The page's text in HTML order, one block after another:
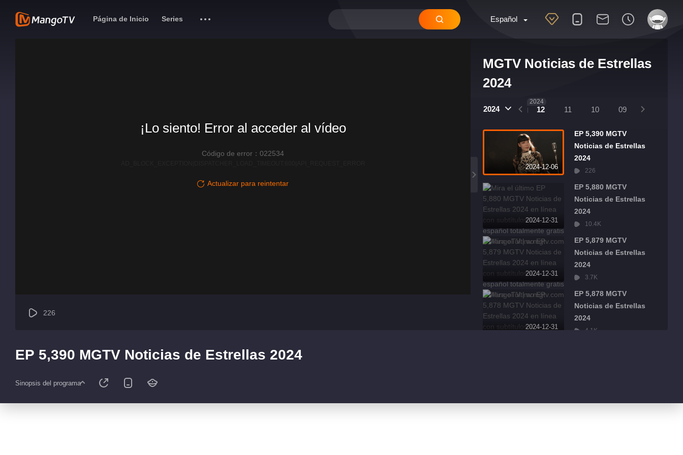
Español
Página de Inicio Series
MGTV Noticias de Estrellas
2024
2024 01 12
2024
11 10 09
2024-12-06
EP 5,390 MGTV
Noticias de Estrellas
2024
226
2024-12-31
EP 5,880 MGTV
Noticias de Estrellas
2024
10.4K
2024-12-31
EP 5,879 MGTV
Noticias de Estrellas
2024
3.7K
2024-12-31
EP 5,878 MGTV
Noticias de Estrellas
2024
4.1K
¡Lo siento! Error al acceder al vídeo
Código de error：022534
Actualizar para reintentar
226
EP 5,390 MGTV Noticias de Estrellas 2024
Sinopsis del programa